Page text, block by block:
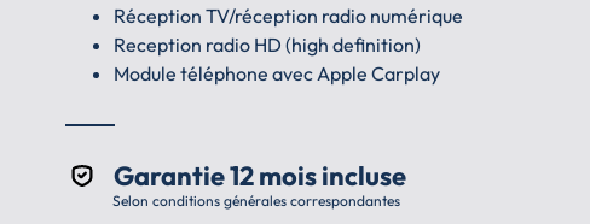
Réception TV/réception radio numérique
Reception radio HD (high definition)
Module téléphone avec Apple Carplay
Garantie 12 mois incluse
Selon conditions générales correspondantes